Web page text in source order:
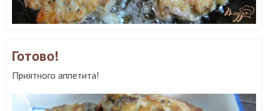
Готово!
Приятного аппетита!